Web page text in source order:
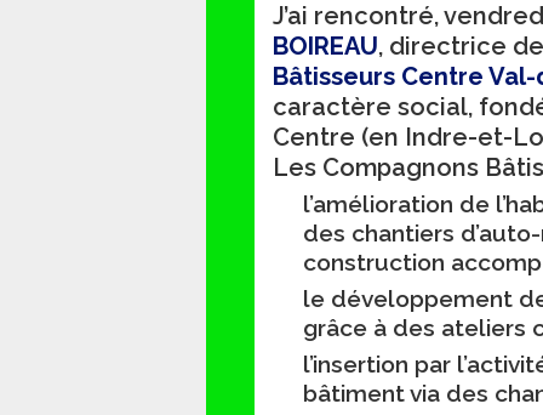
J’ai rencontré,
BOIREAU, directrice
Bâtisseurs Centre
caractère social,
Centre (en Indre-et-
Les Compagnons
l’amélioration de
des chantiers
construction
le développement
grâce à des ateliers
l’insertion par
bâtiment via des